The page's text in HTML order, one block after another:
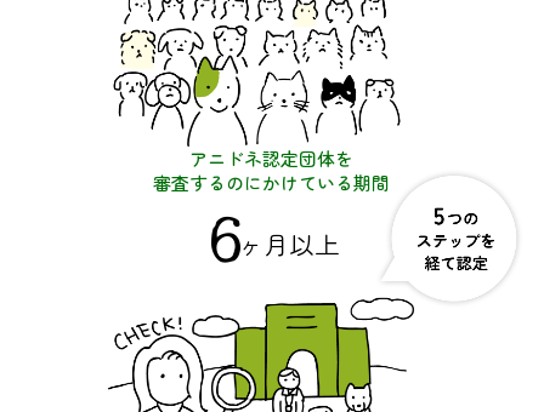
アニドネ認定団体を
審査するのにかけている期間
6ヶ月以上